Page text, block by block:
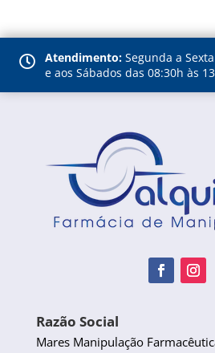
 Atendimento: Segunda a
e aos Sábados das 08:30h às
Razão Social
Mares Manipulação